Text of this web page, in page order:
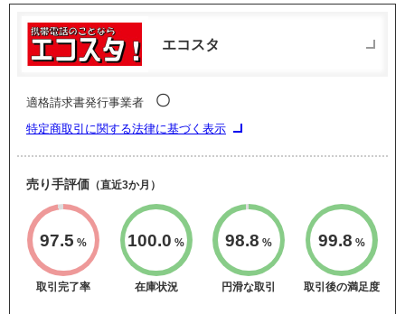
エコスタ
適格請求書発行事業者 〇
特定商取引に関する法律に基づく表示
売り手評価 （直近3か月）
97.5 %
取引完了率
100.0 %
在庫状況
98.8 %
円滑な取引
99.8 %
取引後の満足度